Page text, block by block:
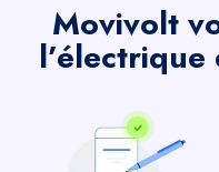
Movivolt